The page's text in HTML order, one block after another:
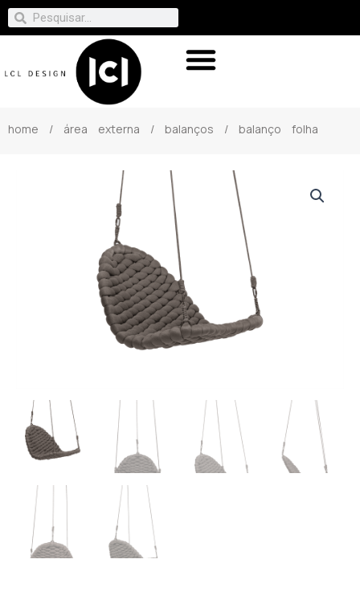
home / área externa / balanços / balanço folha